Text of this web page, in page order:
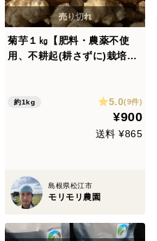
菊芋１㎏【肥料・農薬不使
用、不耕起(耕さずに)栽培、
約1kg 5.0(9件)
¥900
送料 ¥865
島根県松江市
モリモリ農園